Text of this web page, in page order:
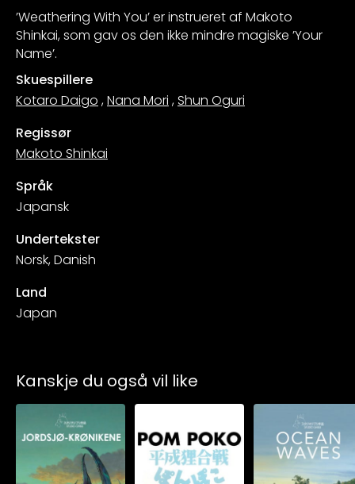
’Weathering With You’ er instrueret af Makoto
Shinkai, som gav os den ikke mindre magiske ’Your
Name’.
Skuespillere
Kotaro Daigo ,Nana Mori ,Shun Oguri
Regissør
Makoto Shinkai
Språk
Japansk
Undertekster
Norsk, Danish
Land
Japan
Kanskje du også vil like